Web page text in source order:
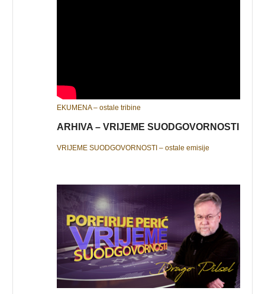
EKUMENA – ostale tribine
ARHIVA – VRIJEME SUODGOVORNOSTI
VRIJEME SUODGOVORNOSTI – ostale emisije